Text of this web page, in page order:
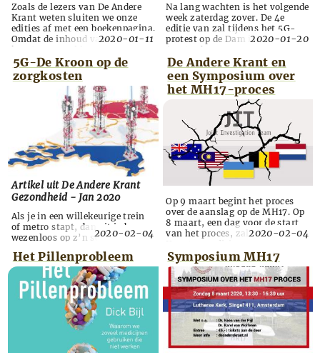
Zoals de lezers van De Andere
Krant weten sluiten we onze
edities af met een boekenpagina.
Omdat de inhoud van onze
krant voor veel lezers nieuw is
geven we op de boekenpagina’s
bij elk onderwerp een selectie
van ondersteunende literatuur.
Vanaf heden zijn alle boeken die
in de krant staan via
wereldboeken.nl te bestellen.
Wereldboeken heeft een
assortimen...
2020-01-11
Na lang wachten is het volgende
week zaterdag zover. De 4e
editie van zal tijdens het 5G-
protest op de Dam in
Amsterdam gepresenteerd
worden. Het thema van de krant
is gezondheid. Straling en 5G
komen uitgebreid aan bod in
deze editie. We zullen voldoende
kranten meenemen (kijk uit
naar de bakfiets) zodat iedereen
die dat wil exemplaren kan
meenemen om te...
2020-01-20
5G-De Kroon op de
zorgkosten
Artikel uit De Andere Krant
Gezondheid - Jan 2020
Als je in een willekeurige trein
of metro stapt, dan zit iedereen
wezenloos op z’n schermpje te
dag in dag uit, waar niemand
iets van wil missen. Er bestaat
al een term voor deze
verslaving: FOMO, de afkorting
van Fear Of Missing Out. De
overheid, vooral Economische
Zaken, D66, PvdA en VVD
hebben hun werk goed gedaan
2020-02-04
De Andere Krant en
een Symposium over
het MH17-proces
Op 9 maart begint het proces
over de aanslag op de MH17. Op
8 maart, een dag voor de start
van het proces, zal De Andere
Krant een editie over het MH-
proces lanceren tijdens een
symposium met hetzelfde
thema. Bijna zes jaar na de
aanslag op de MH17 start een
eerste rechtszaak over de MH17.
Verschillende volgers van de
ontwikkelingen rondom het
MH17 onderzoe...
2020-02-04
Het Pillenprobleem Symposium MH17